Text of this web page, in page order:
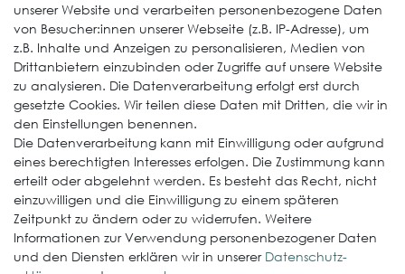
Weitere Produkte
EcoDach EPDM
ElastoGround EPDM Streifen
Multi-Fix Solarhalter
Service
Gewerbekunde werden
Versand & Zahlungsbedingungen
Kontaktformular
unserer Website und verarbeiten personenbezogene Daten
von Besucher:innen unserer Webseite (z.B. IP-Adresse), um
z.B. Inhalte und Anzeigen zu personalisieren, Medien von
Drittanbietern einzubinden oder Zugriffe auf unsere Website
zu analysieren. Die Datenverarbeitung erfolgt erst durch
gesetzte Cookies. Wir teilen diese Daten mit Dritten, die wir in
den Einstellungen benennen.
Die Datenverarbeitung kann mit Einwilligung oder aufgrund
eines berechtigten Interesses erfolgen. Die Zustimmung kann
erteilt oder abgelehnt werden. Es besteht das Recht, nicht
einzuwilligen und die Einwilligung zu einem späteren
Zeitpunkt zu ändern oder zu widerrufen. Weitere
Informationen zur Verwendung personenbezogener Daten
und den Diensten erklären wir in unserer Daten­schutz­